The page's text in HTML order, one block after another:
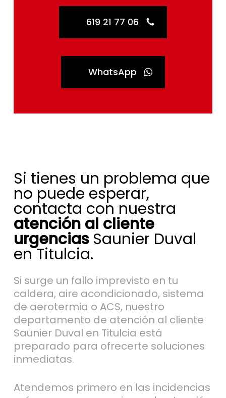
619 21 77 06
WhatsApp
Si tienes un problema que
no puede esperar,
contacta con nuestra
atención al cliente
urgenciasSaunier Duval
en Titulcia.
Si surge un fallo imprevisto en tu
caldera, aire acondicionado, sistema
de aerotermia o ACS, nuestro
departamento de atención al cliente
Saunier Duval en Titulcia está
preparado para ofrecerte soluciones
inmediatas.
Atendemos primero en las incidencias